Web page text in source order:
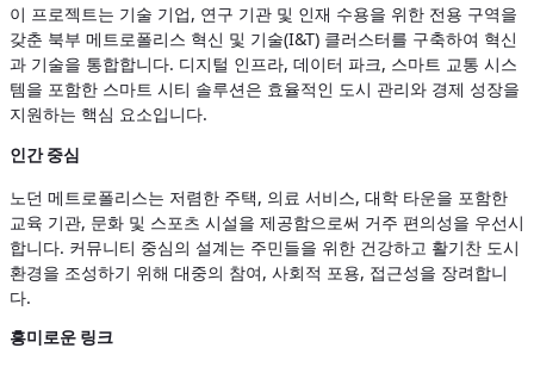
이 프로젝트는 기술 기업, 연구 기관 및 인재 수용을 위한 전용 구역을
갖춘 북부 메트로폴리스 혁신 및 기술(I&T) 클러스터를 구축하여 혁신
과 기술을 통합합니다. 디지털 인프라, 데이터 파크, 스마트 교통 시스
템을 포함한 스마트 시티 솔루션은 효율적인 도시 관리와 경제 성장을
지원하는 핵심 요소입니다.
인간 중심
노던 메트로폴리스는 저렴한 주택, 의료 서비스, 대학 타운을 포함한
교육 기관, 문화 및 스포츠 시설을 제공함으로써 거주 편의성을 우선시
합니다. 커뮤니티 중심의 설계는 주민들을 위한 건강하고 활기찬 도시
환경을 조성하기 위해 대중의 참여, 사회적 포용, 접근성을 장려합니
다.
흥미로운 링크